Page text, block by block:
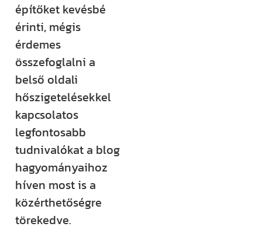
építőket kevésbé
érinti, mégis
érdemes
összefoglalni a
belső oldali
hőszigetelésekkel
kapcsolatos
legfontosabb
tudnivalókat a blog
hagyományaihoz
híven most is a
közérthetőségre
törekedve.